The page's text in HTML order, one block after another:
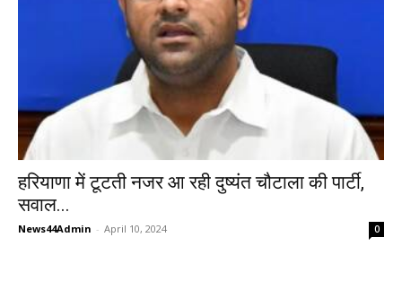
हरियाणा में टूटती नजर आ रही दुष्यंत चौटाला की पार्टी,
सवाल...
News44Admin - April 10, 2024 0